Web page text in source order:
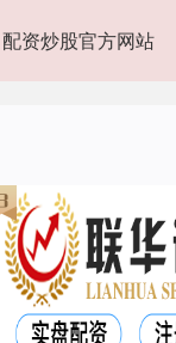
配资炒股官方网站